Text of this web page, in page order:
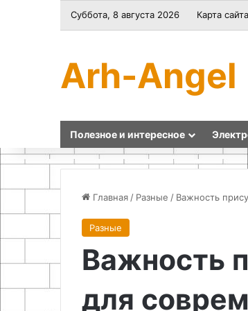
Суббота, 8 августа 2026 Карта сайта
Arh-Angel
Полезное и интересное
Главная / Разные / Важность
Разные
Важность
для
мягкий
из